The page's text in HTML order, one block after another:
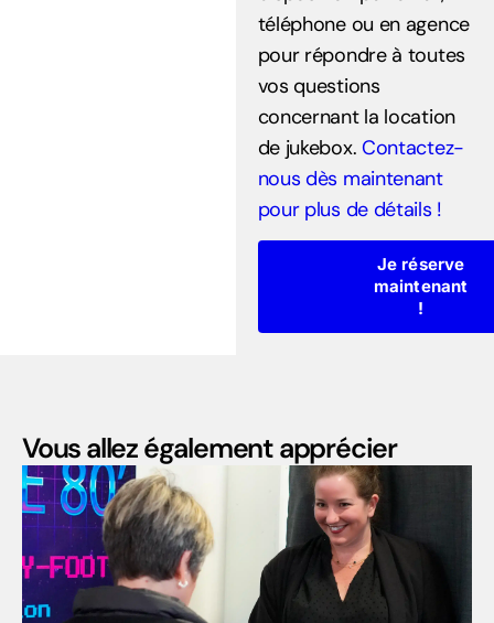
téléphone ou en agence
pour répondre à toutes
vos questions
concernant la location
de jukebox. Contactez-
nous dès maintenant
pour plus de détails !
Je réserve
maintenant
!
Vous allez également apprécier